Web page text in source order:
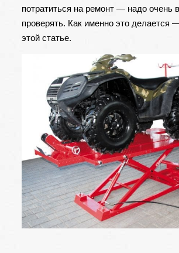
потратиться на ремонт — надо очень
проверять. Как именно это делается
этой статье.